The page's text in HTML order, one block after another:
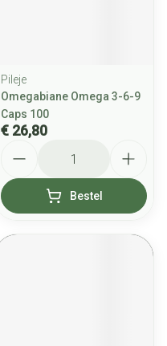
Pileje
Omegabiane Omega 3-6-9
Caps 100
€ 26,80
Bestel